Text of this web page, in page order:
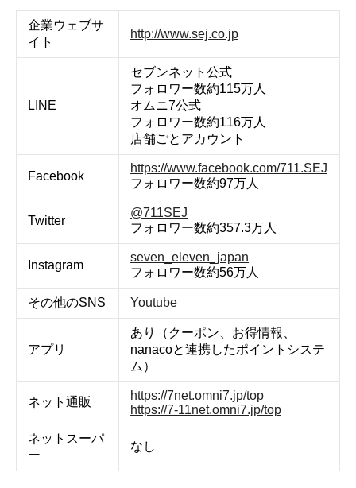
企業ウェブサ
イト
http://www.sej.co.jp
LINE
セブンネット公式
フォロワー数約115万人
オムニ7公式
フォロワー数約116万人
店舗ごとアカウント
Facebook
https://www.facebook.com/711.SEJ
フォロワー数約97万人
Twitter
@711SEJ
フォロワー数約357.3万人
Instagram
seven_eleven_japan
フォロワー数約56万人
その他のSNS Youtube
アプリ
あり（クーポン、お得情報、
nanacoと連携したポイントシステ
ム）
ネット通販
https://7net.omni7.jp/top
https://7-11net.omni7.jp/top
ネットスーパ
ー
なし